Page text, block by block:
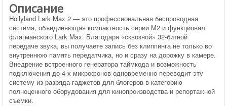
Описание
Hollyland Lark Max 2 — это профессиональная беспроводная
система, объединяющая компактность серии M2 и функционал
флагманского Lark Max. Благодаря «сквозной» 32-битной
передаче звука, вы получаете запись без клиппинга не только во
внутреннюю память передатчика, но и сразу на дорожку в камере.
Внедрение встроенного генератора таймкода и возможность
подключения до 4-х микрофонов одновременно переводит эту
систему из разряда гаджетов для блогеров в категорию
полноценного оборудования для кинопроизводства и репортажной
съемки.